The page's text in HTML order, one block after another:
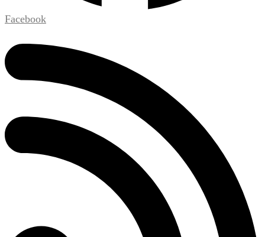
Facebook